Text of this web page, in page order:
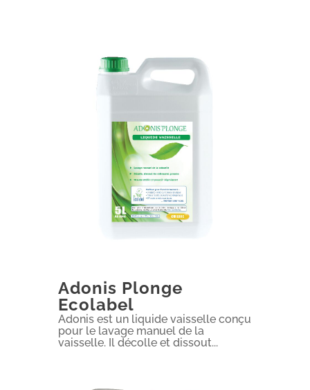
Adonis Plonge
Ecolabel
Adonis est un liquide vaisselle conçu
pour le lavage manuel de la
vaisselle. Il décolle et dissout...